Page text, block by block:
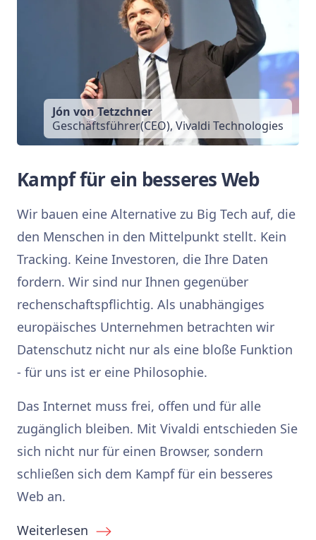
Jón von Tetzchner
Geschäftsführer(CEO), Vivaldi Technologies
Kampf für ein besseres Web
Wir bauen eine Alternative zu Big Tech auf, die
den Menschen in den Mittelpunkt stellt. Kein
Tracking. Keine Investoren, die Ihre Daten
fordern. Wir sind nur Ihnen gegenüber
rechenschaftspflichtig. Als unabhängiges
europäisches Unternehmen betrachten wir
Datenschutz nicht nur als eine bloße Funktion
- für uns ist er eine Philosophie.
Das Internet muss frei, offen und für alle
zugänglich bleiben. Mit Vivaldi entschieden Sie
sich nicht nur für einen Browser, sondern
schließen sich dem Kampf für ein besseres
Web an.
Weiterlesen